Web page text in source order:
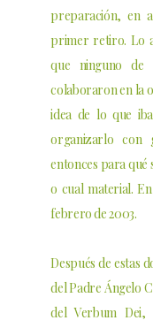
preparación, en
primer retiro. Lo
que ninguno de
colaboraron en la
idea de lo que
organizarlo con
entonces para qué
o cual material.
febrero de 2003.
Después de estas
del Padre Ángelo
del Verbum Dei,